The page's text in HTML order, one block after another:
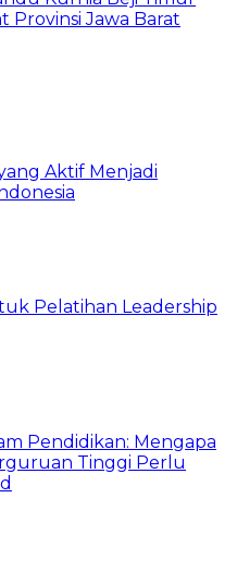
Provinsi Jawa Barat
Aktif Menjadi
Pelatihan Leadership
Pendidikan: Mengapa
Tinggi Perlu